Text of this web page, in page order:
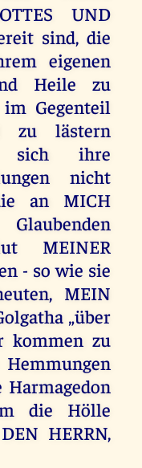
UND
sind, die
eigenen
Heile zu
Gegenteil
zu lästern
sich ihre
nicht
an MICH
MEINER
- so wie sie
MEIN
„über
kommen zu
Harmagedon
die Hölle
HERRN,